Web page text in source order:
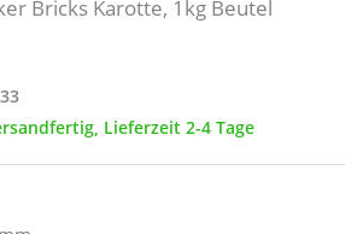
Bricks Karotte, 1kg Beutel
Lieferzeit 2-4 Tage